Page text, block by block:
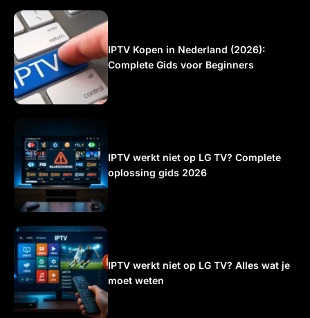
IPTV Kopen in Nederland (2026):
Complete Gids voor Beginners
IPTV werkt niet op LG TV? Complete
oplossing gids 2026
IPTV werkt niet op LG TV? Alles wat je
moet weten